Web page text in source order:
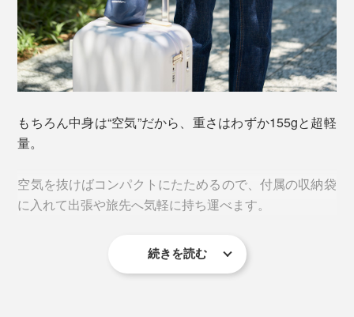
2. バルブのキャップを開けてから、ポンプ部分を
背骨が当たるクッション中央部は、中の空気が心地よく
腰まわりにフィットするようエアパックの形状が設計さ
れています。
もちろん中身は“空気”だから、重さはわずか155gと超軽
量。
空気を抜けばコンパクトにたためるので、付属の収納袋
に入れて出張や旅先へ気軽に持ち運べます。
続きを読む